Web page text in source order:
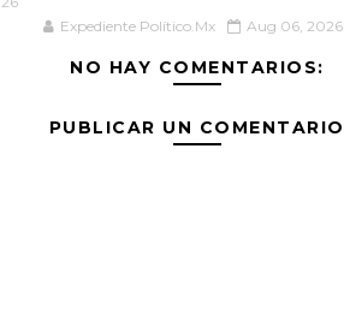
Expediente Político.Mx Aug 06, 2026
NO HAY COMENTARIOS:
PUBLICAR UN COMENTARIO